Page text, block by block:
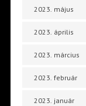
2023. május
2023. április
2023. március
2023. február
2023. január